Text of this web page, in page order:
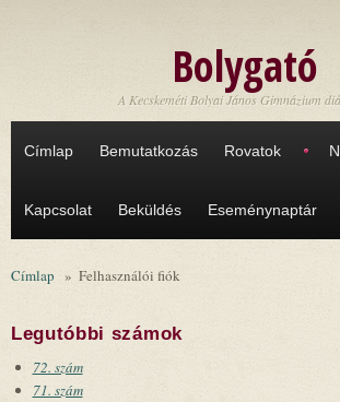
Bolygató
A Kecskeméti Bolyai János Gimnázium
Címlap Bemutatkozás Rovatok
Kapcsolat Beküldés Eseménynaptár
Címlap » Felhasználói fiók
Legutóbbi számok
72. szám
71. szám